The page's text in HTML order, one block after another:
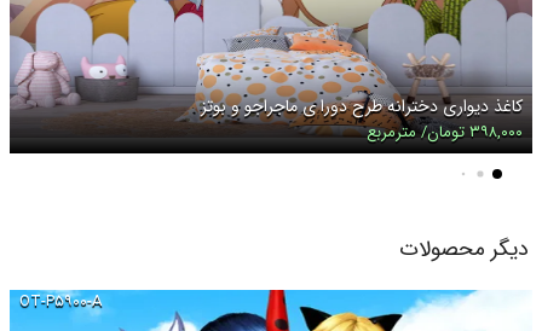
کاغذ دیواری دخترانه طرح دورا ی ماجراجو و بوتز
۳۹۸,۰۰۰ تومان/ مترمربع
دیگر محصولات
OT-P۵۹۰۰-A